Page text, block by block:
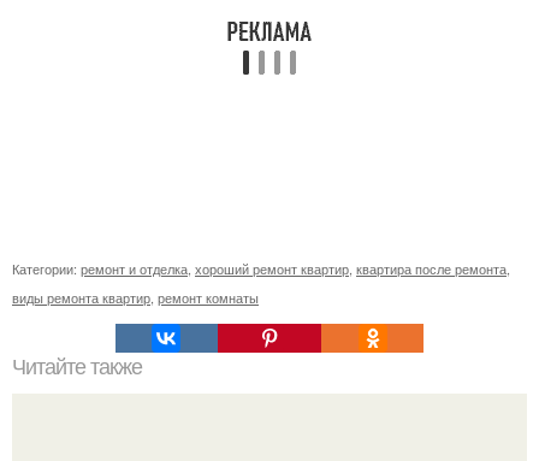
Категории: ремонт и отделка хороший ремонт квартир квартира после ремонта
виды ремонта квартир ремонт комнаты
Читайте также